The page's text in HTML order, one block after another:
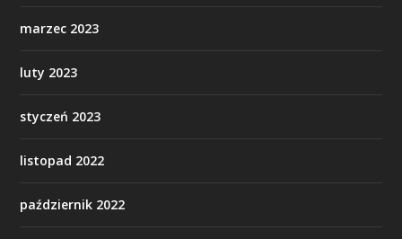
marzec 2023
luty 2023
styczeń 2023
listopad 2022
październik 2022